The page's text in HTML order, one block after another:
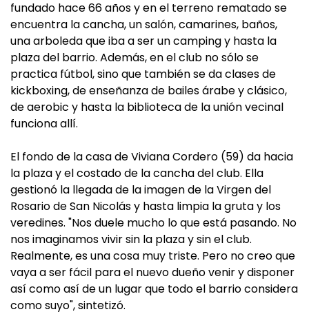
fundado hace 66 años y en el terreno rematado se
encuentra la cancha, un salón, camarines, baños,
una arboleda que iba a ser un camping y hasta la
plaza del barrio. Además, en el club no sólo se
practica fútbol, sino que también se da clases de
kickboxing, de enseñanza de bailes árabe y clásico,
de aerobic y hasta la biblioteca de la unión vecinal
funciona allí.
El fondo de la casa de Viviana Cordero (59) da hacia
la plaza y el costado de la cancha del club. Ella
gestionó la llegada de la imagen de la Virgen del
Rosario de San Nicolás y hasta limpia la gruta y los
veredines. "Nos duele mucho lo que está pasando. No
nos imaginamos vivir sin la plaza y sin el club.
Realmente, es una cosa muy triste. Pero no creo que
vaya a ser fácil para el nuevo dueño venir y disponer
así como así de un lugar que todo el barrio considera
como suyo", sintetizó.